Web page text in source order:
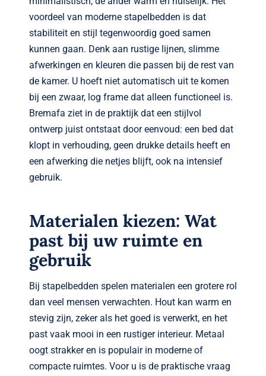
voordeel van moderne stapelbedden is dat
stabiliteit en stijl tegenwoordig goed samen
kunnen gaan. Denk aan rustige lijnen, slimme
afwerkingen en kleuren die passen bij de rest van
de kamer. U hoeft niet automatisch uit te komen
bij een zwaar, log frame dat alleen functioneel is.
Bremafa ziet in de praktijk dat een stijlvol
ontwerp juist ontstaat door eenvoud: een bed dat
klopt in verhouding, geen drukke details heeft en
een afwerking die netjes blijft, ook na intensief
gebruik.
Materialen kiezen: Wat
past bij uw ruimte en
gebruik
Bij stapelbedden spelen materialen een grotere rol
dan veel mensen verwachten. Hout kan warm en
stevig zijn, zeker als het goed is verwerkt, en het
past vaak mooi in een rustiger interieur. Metaal
oogt strakker en is populair in moderne of
compacte ruimtes. Voor u is de praktische vraag